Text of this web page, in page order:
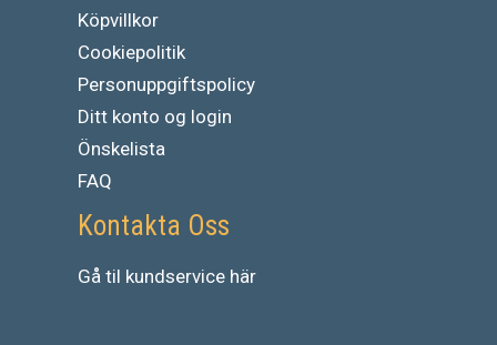
Köpvillkor
Cookiepolitik
Personuppgiftspolicy
Ditt konto og login
Önskelista
FAQ
Kontakta Oss
Gå til kundservice här